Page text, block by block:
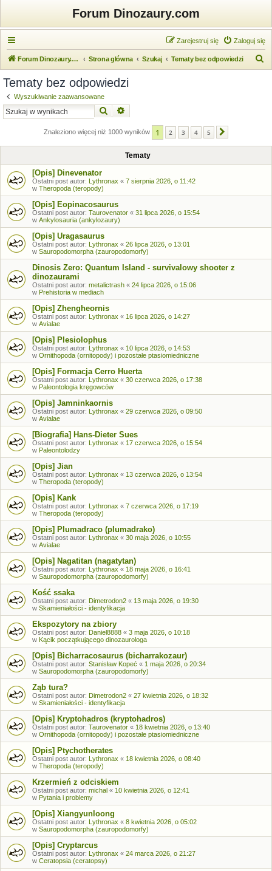
Forum Dinozaury.com
Zaloguj się
Zarejestruj się
Forum Dinozaury.com Strona główna Szukaj Tematy bez odpowiedzi
Tematy bez odpowiedzi
Wyszukiwanie zaawansowane
Szukaj
Znaleziono więcej niż 1000 wyników 1 2 3 4 5
Tematy
[Opis] Dinevenator
Ostatni post autor: Lythronax « 7 sierpnia 2026, o 11:42
w Theropoda (teropody)
[Opis] Eopinacosaurus
Ostatni post autor: Taurovenator « 31 lipca 2026, o 15:54
w Ankylosauria (ankylozaury)
[Opis] Uragasaurus
Ostatni post autor: Lythronax « 26 lipca 2026, o 13:01
w Sauropodomorpha (zauropodomorfy)
Dinosis Zero: Quantum Island - survivalowy shooter z
dinozaurami
Ostatni post autor: metalictrash « 24 lipca 2026, o 15:06
w Prehistoria w mediach
[Opis] Zhengheornis
Ostatni post autor: Lythronax « 16 lipca 2026, o 14:27
w Avialae
[Opis] Plesiolophus
Ostatni post autor: Lythronax « 10 lipca 2026, o 14:53
w Ornithopoda (ornitopody) i pozostałe ptasiomiedniczne
[Opis] Formacja Cerro Huerta
Ostatni post autor: Lythronax « 30 czerwca 2026, o 17:38
w Paleontologia kręgowców
[Opis] Jamninkaornis
Ostatni post autor: Lythronax « 29 czerwca 2026, o 09:50
w Avialae
[Biografia] Hans-Dieter Sues
Ostatni post autor: Lythronax « 17 czerwca 2026, o 15:54
w Paleontolodzy
[Opis] Jian
Ostatni post autor: Lythronax « 13 czerwca 2026, o 13:54
w Theropoda (teropody)
[Opis] Kank
Ostatni post autor: Lythronax « 7 czerwca 2026, o 17:19
w Theropoda (teropody)
[Opis] Plumadraco (plumadrako)
Ostatni post autor: Lythronax « 30 maja 2026, o 10:55
w Avialae
[Opis] Nagatitan (nagatytan)
Ostatni post autor: Lythronax « 18 maja 2026, o 16:41
w Sauropodomorpha (zauropodomorfy)
Kość ssaka
Ostatni post autor: Dimetrodon2 « 13 maja 2026, o 19:30
w Skamieniałości - identyfikacja
Ekspozytory na zbiory
Ostatni post autor: Daniel8888 « 3 maja 2026, o 10:18
w Kącik początkującego dinozaurologa
[Opis] Bicharracosaurus (bicharrakozaur)
Ostatni post autor: Stanisław Kopeć « 1 maja 2026, o 20:34
w Sauropodomorpha (zauropodomorfy)
Ząb tura?
Ostatni post autor: Dimetrodon2 « 27 kwietnia 2026, o 18:32
w Skamieniałości - identyfikacja
[Opis] Kryptohadros (kryptohadros)
Ostatni post autor: Taurovenator « 18 kwietnia 2026, o 13:40
w Ornithopoda (ornitopody) i pozostałe ptasiomiedniczne
[Opis] Ptychotherates
Ostatni post autor: Lythronax « 18 kwietnia 2026, o 08:40
w Theropoda (teropody)
Krzermień z odciskiem
Ostatni post autor: michal « 10 kwietnia 2026, o 12:41
w Pytania i problemy
[Opis] Xiangyunloong
Ostatni post autor: Lythronax « 8 kwietnia 2026, o 05:02
w Sauropodomorpha (zauropodomorfy)
[Opis] Cryptarcus
Ostatni post autor: Lythronax « 24 marca 2026, o 21:27
w Ceratopsia (ceratopsy)